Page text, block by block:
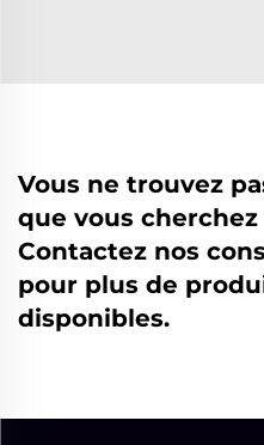
Vous ne trouvez
que vous cherchez
Contactez nos
pour plus de
disponibles.